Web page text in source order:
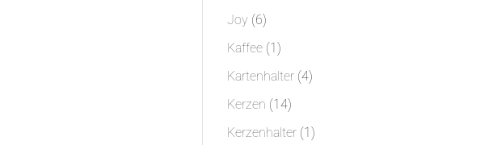
Joy 66
Produkte
Kaffee 11
Produkt
Kartenhalter 44
Kerzen 1414
Produkte
Kerzenhalter 11